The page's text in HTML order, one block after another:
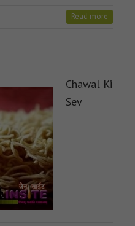
Read more
Chawal Ki
Sev